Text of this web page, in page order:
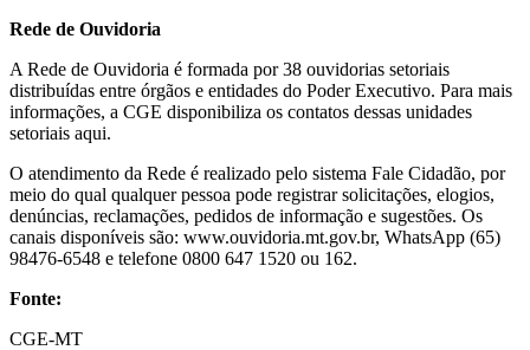
Rede de Ouvidoria
A Rede de Ouvidoria é formada por 38 ouvidorias setoriais
distribuídas entre órgãos e entidades do Poder Executivo. Para mais
informações, a CGE disponibiliza os contatos dessas unidades
setoriais aqui.
O atendimento da Rede é realizado pelo sistema Fale Cidadão, por
meio do qual qualquer pessoa pode registrar solicitações, elogios,
denúncias, reclamações, pedidos de informação e sugestões. Os
canais disponíveis são: www.ouvidoria.mt.gov.br, WhatsApp (65)
98476-6548 e telefone 0800 647 1520 ou 162.
Fonte:
CGE-MT